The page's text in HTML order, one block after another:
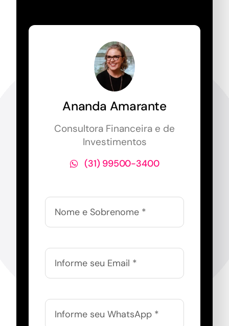
Ananda Amarante
Consultora Financeira e de
Investimentos
(31) 99500-3400